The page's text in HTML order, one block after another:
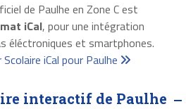
de Paulhe en Zone C est
iCal, pour une intégration
éléctroniques et smartphones.
iCal pour Paulhe
interactif de Paulhe